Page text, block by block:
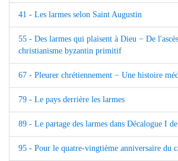
41 - Les larmes selon Saint Augustin
55 - Des larmes qui plaisent à Dieu − De
christianisme byzantin primitif
67 - Pleurer chrétiennement − Une histoire
79 - Le pays derrière les larmes
89 - Le partage des larmes dans Décalogue I
95 - Pour le quatre-vingtième anniversaire du